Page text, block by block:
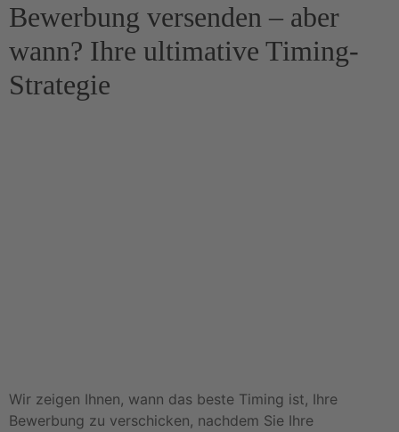
Bewerbung versenden – aber
wann? Ihre ultimative Timing-
Strategie
Wir zeigen Ihnen, wann das beste Timing ist, Ihre
Bewerbung zu verschicken, nachdem Sie Ihre